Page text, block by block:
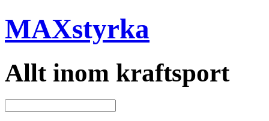
MAXstyrka
Allt inom kraftsport